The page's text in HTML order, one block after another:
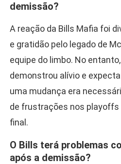
demissão?
A reação da Bills Mafia foi
e gratidão pelo legado de
equipe do limbo. No
demonstrou alívio e
uma mudança era
de frustrações nos playoffs
final.
O Bills terá problemas
após a demissão?